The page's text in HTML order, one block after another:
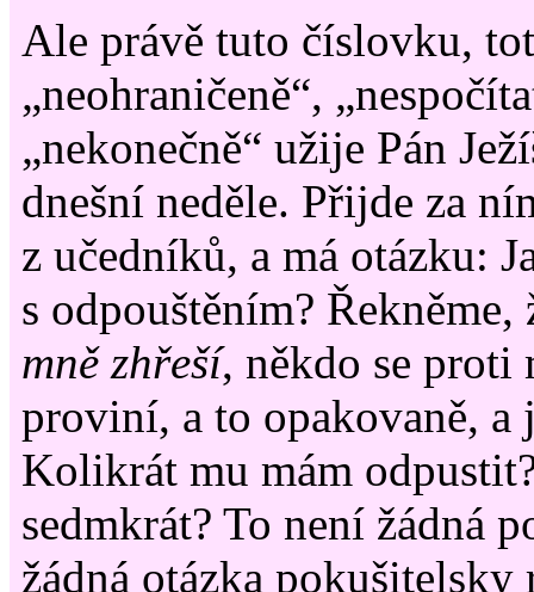
Ale právě tuto číslovku,
„neohraničeně“,
„nekonečně“ užije Pán
dnešní neděle. Přijde za
z učedníků, a má otázku:
s odpouštěním?
mně zhřeší, někdo se proti
proviní, a to opakovaně, a
Kolikrát mu mám
sedmkrát? To není žádná
žádná otázka pokušitelsky